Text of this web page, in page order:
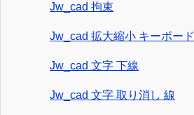
Jw_cad 拘束
Jw_cad 拡大縮小 キーボード
Jw_cad 文字 下線
Jw_cad 文字 取り消し 線